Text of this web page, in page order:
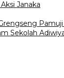
Janaka
Sekolah